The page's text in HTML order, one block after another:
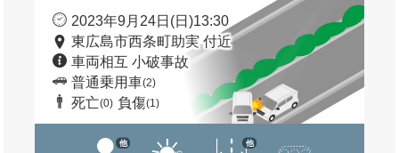
2023年9月24日(日)13:30
東広島市西条町助実 付近
車両相互 小破事故
普通乗用車(2)
死亡(0) 負傷(1)
他 他